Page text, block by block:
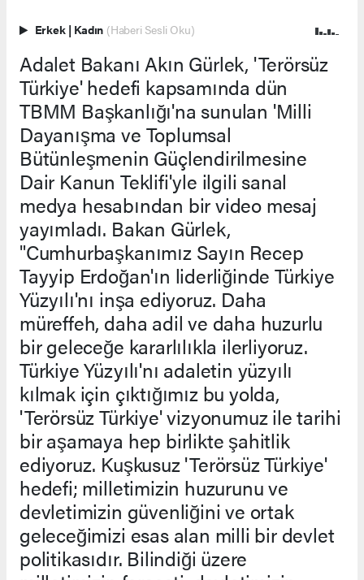
Erkek | Kadın (Haberi Sesli Oku)
Adalet Bakanı Akın Gürlek, 'Terörsüz
Türkiye' hedefi kapsamında dün
TBMM Başkanlığı'na sunulan 'Milli
Dayanışma ve Toplumsal
Bütünleşmenin Güçlendirilmesine
Dair Kanun Teklifi'yle ilgili sanal
medya hesabından bir video mesaj
yayımladı. Bakan Gürlek,
"Cumhurbaşkanımız Sayın Recep
Tayyip Erdoğan'ın liderliğinde Türkiye
Yüzyılı'nı inşa ediyoruz. Daha
müreffeh, daha adil ve daha huzurlu
bir geleceğe kararlılıkla ilerliyoruz.
Türkiye Yüzyılı'nı adaletin yüzyılı
kılmak için çıktığımız bu yolda,
'Terörsüz Türkiye' vizyonumuz ile tarihi
bir aşamaya hep birlikte şahitlik
ediyoruz. Kuşkusuz 'Terörsüz Türkiye'
hedefi; milletimizin huzurunu ve
devletimizin güvenliğini ve ortak
geleceğimizi esas alan milli bir devlet
politikasıdır. Bilindiği üzere